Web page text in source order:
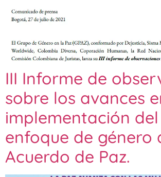
III Informe de
sobre los avances
implementación del
enfoque de género
Acuerdo de Paz.